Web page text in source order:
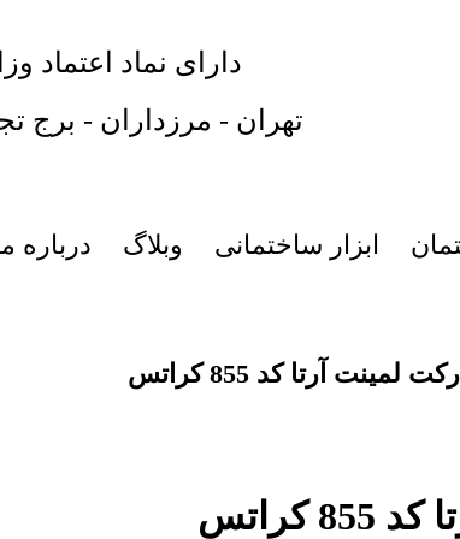
دارای نماد اعتماد
تهران - مرزداران - برج
ابزار ساختمانی وبلاگ درباره
لمینت آرتا کد 855 کراتس
کراتس